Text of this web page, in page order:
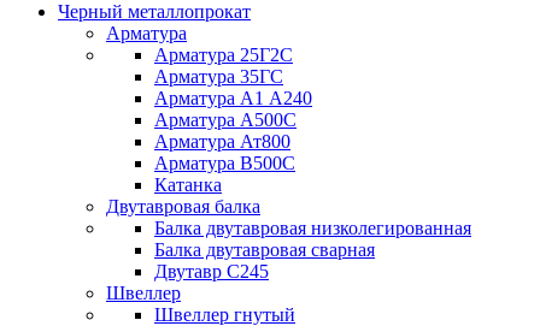
Черный металлопрокат
Арматура
Арматура 25Г2С
Арматура 35ГС
Арматура А1 А240
Арматура А500С
Арматура Ат800
Арматура В500С
Катанка
Двутавровая балка
Балка двутавровая низколегированная
Балка двутавровая сварная
Двутавр С245
Швеллер
Швеллер гнутый